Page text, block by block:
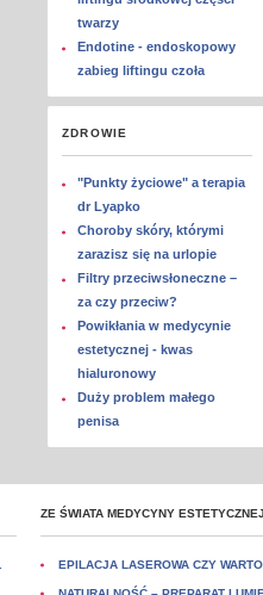
twarzy
Endotine - endoskopowy
zabieg liftingu czoła
ZDROWIE
"Punkty życiowe" a terapia
dr Lyapko
Choroby skóry, którymi
zarazisz się na urlopie
Filtry przeciwsłoneczne –
za czy przeciw?
Powikłania w medycynie
estetycznej - kwas
hialuronowy
Duży problem małego
penisa
ZE ŚWIATA MEDYCYNY ESTETYCZNEJ
EPILACJA LASEROWA CZY